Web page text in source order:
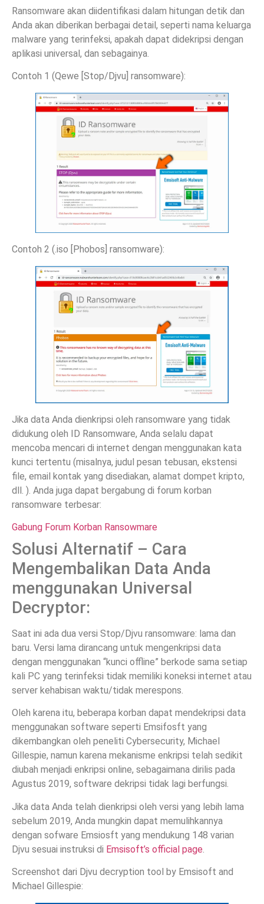
Ransomware akan diidentifikasi dalam hitungan detik dan
Anda akan diberikan berbagai detail, seperti nama keluarga
malware yang terinfeksi, apakah dapat didekripsi dengan
aplikasi universal, dan sebagainya.
Contoh 1 (Qewe [Stop/Djvu] ransomware):
Contoh 2 (.iso [Phobos] ransomware):
Jika data Anda dienkripsi oleh ransomware yang tidak
didukung oleh ID Ransomware, Anda selalu dapat
mencoba mencari di internet dengan menggunakan kata
kunci tertentu (misalnya, judul pesan tebusan, ekstensi
file, email kontak yang disediakan, alamat dompet kripto,
dll. ). Anda juga dapat bergabung di forum korban
ransomware terbesar:
Gabung Forum Korban Ransowmare
Solusi Alternatif – Cara
Mengembalikan Data Anda
menggunakan Universal
Decryptor:
Saat ini ada dua versi Stop/Djvu ransomware: lama dan
baru. Versi lama dirancang untuk mengenkripsi data
dengan menggunakan “kunci offline” berkode sama setiap
kali PC yang terinfeksi tidak memiliki koneksi internet atau
server kehabisan waktu/tidak merespons.
Oleh karena itu, beberapa korban dapat mendekripsi data
menggunakan software seperti Emsifosft yang
dikembangkan oleh peneliti Cybersecurity, Michael
Gillespie, namun karena mekanisme enkripsi telah sedikit
diubah menjadi enkripsi online, sebagaimana dirilis pada
Agustus 2019, software dekripsi tidak lagi berfungsi.
Jika data Anda telah dienkripsi oleh versi yang lebih lama
sebelum 2019, Anda mungkin dapat memulihkannya
dengan sofware Emsiosft yang mendukung 148 varian
Djvu sesuai instruksi di Emsisoft’s official page
Screenshot dari Djvu decryption tool by Emsisoft and
Michael Gillespie: